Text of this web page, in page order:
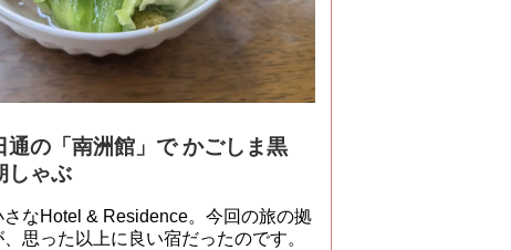
通の「南洲館」で かごしま黒
しゃぶ
なHotel & Residence。今回の旅の拠
思った以上に良い宿だったのです。